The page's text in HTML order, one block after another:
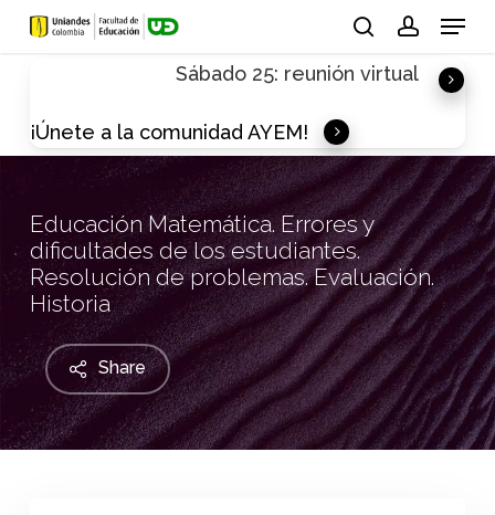
Skip
Menu
Sábado 25: reunión virtual
¡Únete a la comunidad AYEM!
Educación Matemática. Errores y
dificultades de los estudiantes.
Resolución de problemas. Evaluación.
Historia
Share